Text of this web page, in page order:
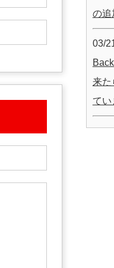
の追
03/
来た
てい